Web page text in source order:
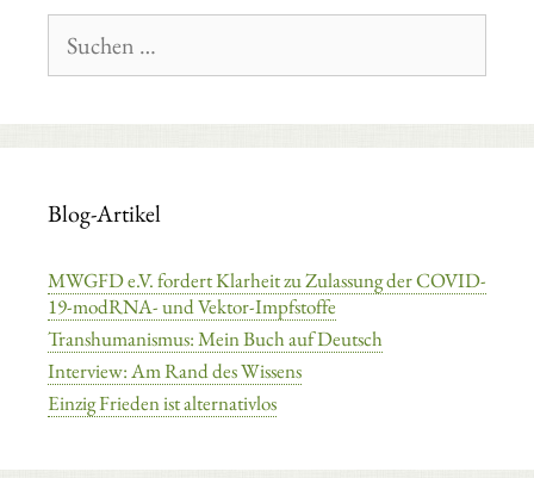
nach:
Blog-Artikel
MWGFD e.V. fordert Klarheit zu Zulassung der COVID-
19-modRNA- und Vektor-Impfstoffe
Transhumanismus: Mein Buch auf Deutsch
Interview: Am Rand des Wissens
Einzig Frieden ist alternativlos